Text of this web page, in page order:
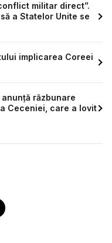
militar direct”.
a Statelor Unite se
implicarea Coreei
anunță răzbunare
Ceceniei, care a lovit